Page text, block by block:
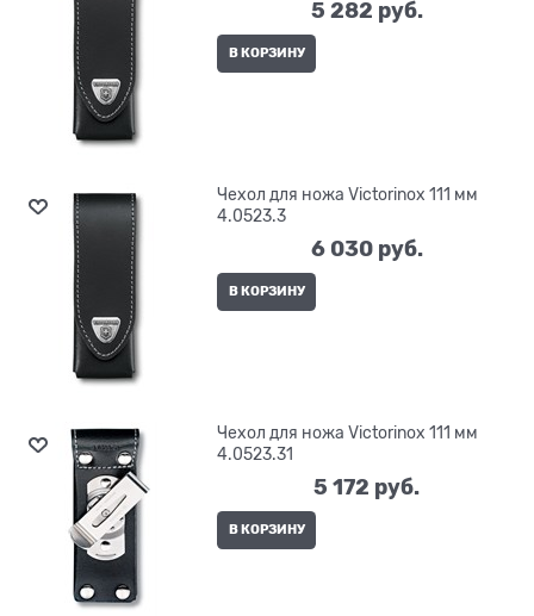
5 282 руб.
В КОРЗИНУ
Чехол для ножа Victorinox 111 мм
4.0523.3
6 030 руб.
В КОРЗИНУ
Чехол для ножа Victorinox 111 мм
4.0523.31
5 172 руб.
В КОРЗИНУ